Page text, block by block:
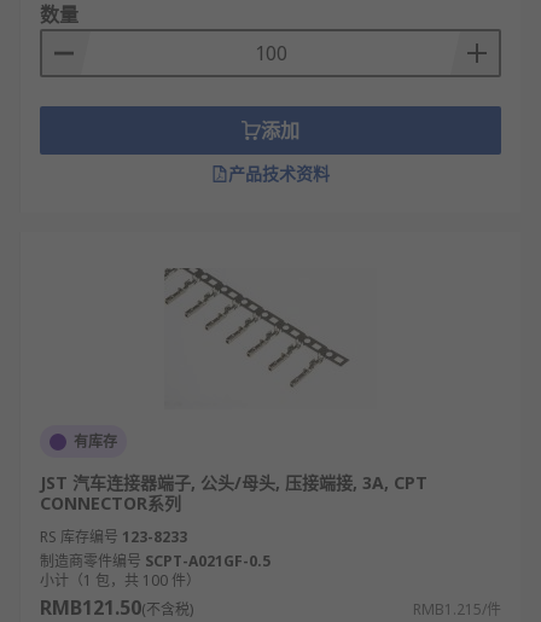
数量
添加
产品技术资料
有库存
JST 汽车连接器端子, 公头/母头, 压接端接, 3A, CPT
CONNECTOR系列
RS 库存编号 123-8233
制造商零件编号 SCPT-A021GF-0.5
小计（1 包，共 100 件）
RMB121.50(不含税) RMB1.215/件